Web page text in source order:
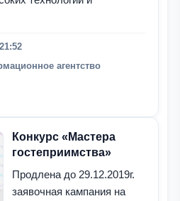
агентство
Конкурс «Мастера
гостеприимства»
Продлена до 29.12.2019г.
заявочная кампания на